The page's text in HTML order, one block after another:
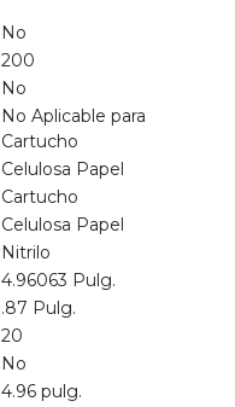
No
200
No
No Aplicable para
Cartucho
Celulosa Papel
Cartucho
Celulosa Papel
Nitrilo
4.96063 Pulg.
.87 Pulg.
20
No
4.96 pulg.